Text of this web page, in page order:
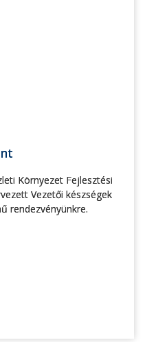
Környezet Fejlesztési
Vezetői készségek
rendezvényünkre.